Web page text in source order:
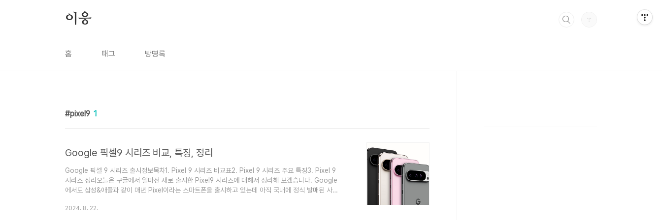
이응
홈 태그 방명록
pixel9 1
Google 픽셀9 시리즈 비교, 특징, 정리
Google 픽셀 9 시리즈 출시정보목차1. Pixel 9 시리즈 비교표2. Pixel 9 시리즈 주요 특징3. Pixel 9
시리즈 정리오늘은 구글에서 얼마전 새로 출시한 Pixel9 시리즈에 대해서 정리해 보겠습니다. Google
에서도 삼성&애플과 같이 매년 Pixel이라는 스마트폰을 출시하고 있는데 아직 국내에 정식 발매된 사례
출시됩니다. 일반적으로 Pixel 시리즈 출시 이후 짧게는 7개월 후에 출시하며, 픽셀 8 시리즈는 2023
2024. 8. 22.